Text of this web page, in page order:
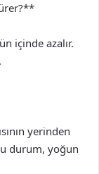
içinde azalır.
yerinden
durum, yoğun